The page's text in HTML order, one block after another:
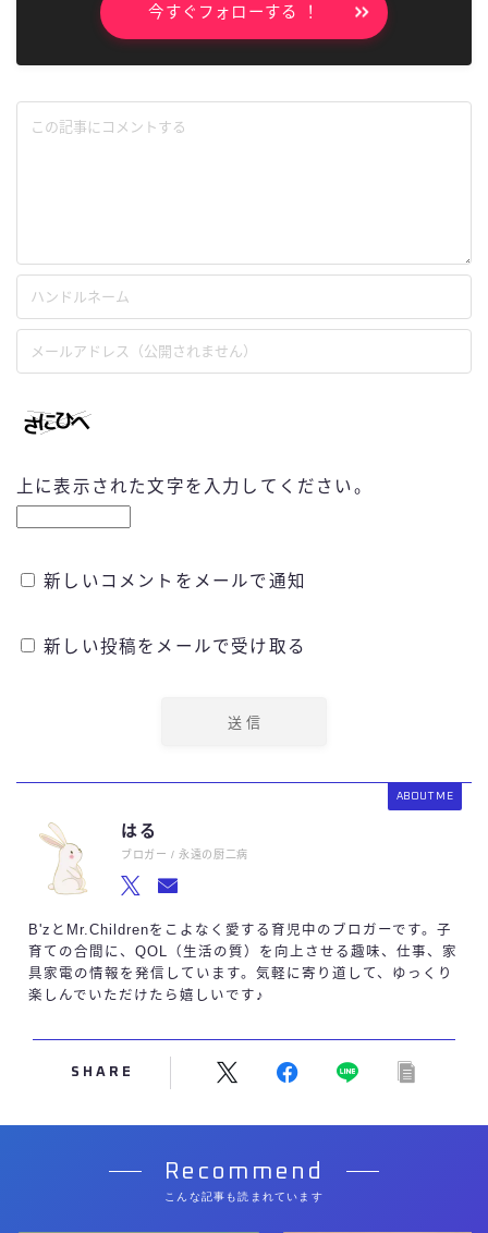
今すぐフォローする ！
上に表示された文字を入力してください。
新しいコメントをメールで通知
新しい投稿をメールで受け取る
ABOUT ME
はる
ブロガー / 永遠の厨二病
B'zとMr.Childrenをこよなく愛する育児中のブロガーです。子
育ての合間に、QOL（生活の質）を向上させる趣味、仕事、家
具家電の情報を発信しています。気軽に寄り道して、ゆっくり
楽しんでいただけたら嬉しいです♪
SHARE
Recommend
こんな記事も読まれています